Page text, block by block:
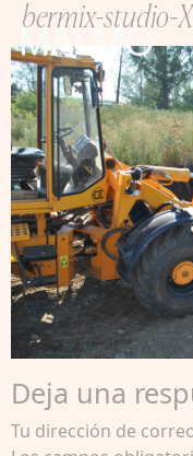
bermix-studio-
Deja una
Tu dirección de